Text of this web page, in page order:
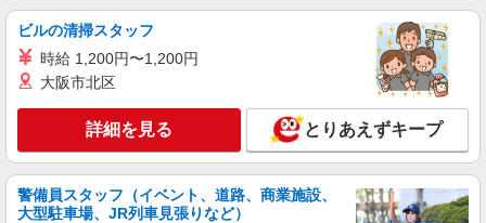
ビルの清掃スタッフ
時給 1,200円〜1,200円
大阪市北区
詳細を見る とりあえずキープ
警備員スタッフ（イベント、道路、商業施設、
大型駐車場、JR列車見張りなど）